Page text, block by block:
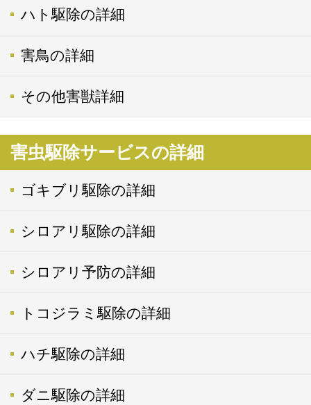
ハト駆除の詳細
害鳥の詳細
その他害獣詳細
害虫駆除サービスの詳細
ゴキブリ駆除の詳細
シロアリ駆除の詳細
シロアリ予防の詳細
トコジラミ駆除の詳細
ハチ駆除の詳細
ダニ駆除の詳細